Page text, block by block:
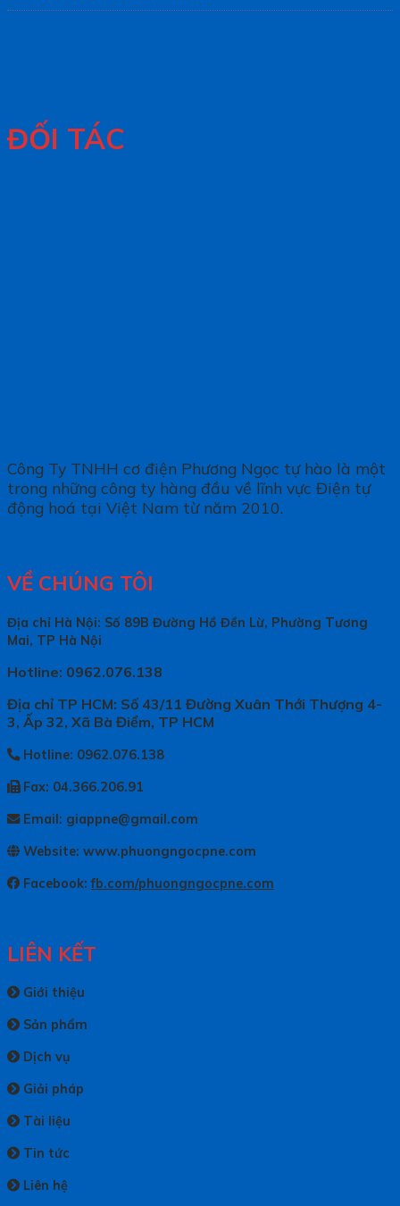
ĐỐI TÁC
Công Ty TNHH cơ điện Phương Ngọc tự hào là một
trong những công ty hàng đầu về lĩnh vực Điện tự
động hoá tại Việt Nam từ năm 2010.
VỀ CHÚNG TÔI
Địa chỉ Hà Nội: Số 89B Đường Hồ Đền Lừ, Phường Tương
Mai, TP Hà Nội
Hotline: 0962.076.138
Địa chỉ TP HCM: Số 43/11 Đường Xuân Thới Thượng 4-
3, Ấp 32, Xã Bà Điểm, TP HCM
Hotline: 0962.076.138
Fax: 04.366.206.91
Email: giappne@gmail.com
Website: www.phuongngocpne.com
Facebook:fb.com/phuongngocpne.com
LIÊN KẾT
Giới thiệu
Sản phẩm
Dịch vụ
Giải pháp
Tài liệu
Tin tức
Liên hệ